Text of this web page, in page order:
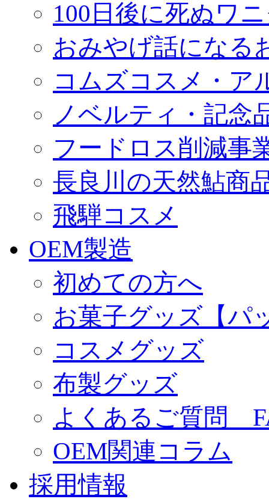
100日後に死ぬワ
おみやげ話になる
コムズコスメ・ア
ノベルティ・記念
フードロス削減事
長良川の天然鮎商
飛騨コスメ
OEM製造
初めての方へ
お菓子グッズ【パ
コスメグッズ
布製グッズ
よくあるご質問
OEM関連コラム
採用情報